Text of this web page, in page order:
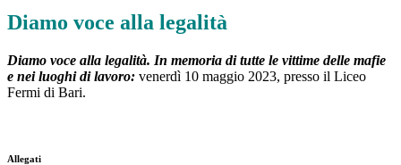
Diamo voce alla legalità
Diamo voce alla legalità. In memoria di tutte le vittime delle mafie
e nei luoghi di lavoro: venerdì 10 maggio 2023, presso il Liceo
Fermi di Bari.
Allegati